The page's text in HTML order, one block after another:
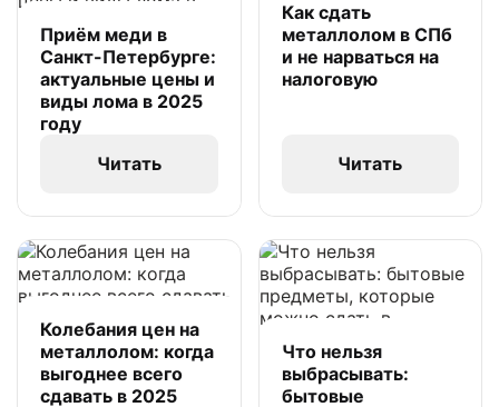
Приём меди в
Санкт-Петербурге:
актуальные цены и
виды лома в 2025
году
Читать
Как сдать
металлолом в СПб
и не нарваться на
налоговую
Читать
Колебания цен на
металлолом: когда
выгоднее всего
сдавать в 2025
Что нельзя
выбрасывать:
бытовые